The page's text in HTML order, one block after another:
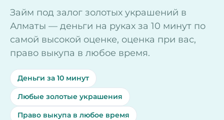
Займ под залог золотых украшений в
Алматы — деньги на руках за 10 минут по
самой высокой оценке, оценка при вас,
право выкупа в любое время.
Деньги за 10 минут
Любые золотые украшения
Право выкупа в любое время